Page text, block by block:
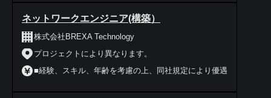
ネットワークエンジニア(構築）
株式会社BREXA Technology
プロジェクトにより異なります。
■経験、スキル、年齢を考慮の上、同社規定により優遇